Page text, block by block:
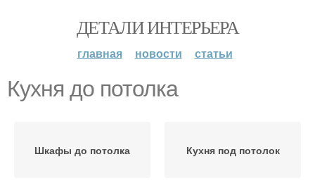
ДЕТАЛИ ИНТЕРЬЕРА
главная новости статьи
Кухня до потолка
Шкафы до потолка Кухня под потолок